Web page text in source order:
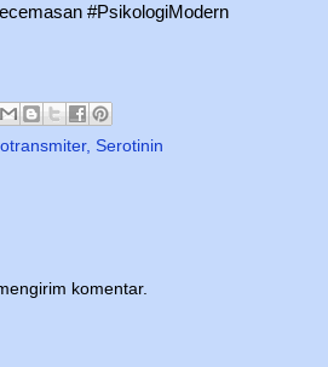
#PsikologiModern
, Serotinin
komentar.